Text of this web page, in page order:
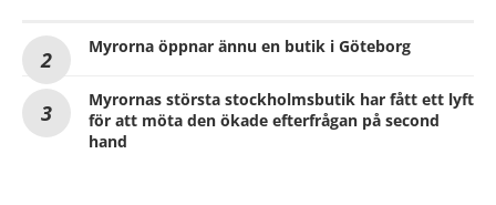
Myrorna öppnar ännu en butik i Göteborg
Myrornas största stockholmsbutik har fått ett lyft
för att möta den ökade efterfrågan på second
hand